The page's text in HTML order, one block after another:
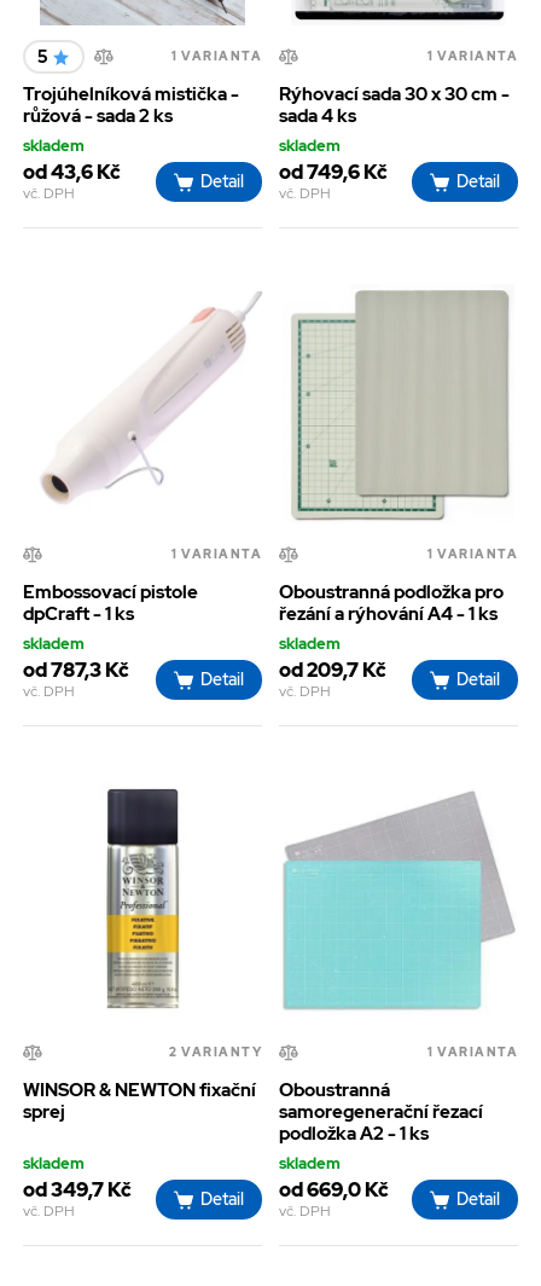
5 1 VARIANTA
Trojúhelníková mistička -
růžová - sada 2 ks
skladem
od 43,6 Kč
vč. DPH
Detail
1 VARIANTA
Rýhovací sada 30 x 30 cm -
sada 4 ks
skladem
od 749,6 Kč
vč. DPH
Detail
1 VARIANTA
Embossovací pistole
dpCraft - 1 ks
skladem
od 787,3 Kč
vč. DPH
Detail
1 VARIANTA
Oboustranná podložka pro
řezání a rýhování A4 - 1 ks
skladem
od 209,7 Kč
vč. DPH
Detail
2 VARIANTY
WINSOR & NEWTON fixační
sprej
skladem
od 349,7 Kč
vč. DPH
Detail
1 VARIANTA
Oboustranná
samoregenerační řezací
podložka A2 - 1 ks
skladem
od 669,0 Kč
vč. DPH
Detail